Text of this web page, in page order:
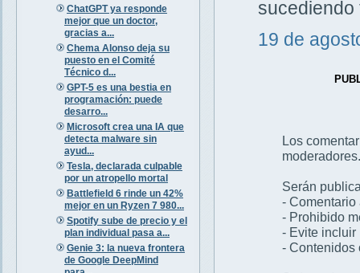
ChatGPT ya responde
mejor que un doctor,
gracias a...
Chema Alonso deja su
puesto en el Comité
Técnico d...
GPT-5 es una bestia en
programación: puede
desarro...
Microsoft crea una IA que
detecta malware sin
ayud...
Tesla, declarada culpable
por un atropello mortal
Battlefield 6 rinde un 42%
mejor en un Ryzen 7 980...
Spotify sube de precio y el
plan individual pasa a...
Genie 3: la nueva frontera
de Google DeepMind
sucediendo
19 de
Los
moderadores.
Serán
- Comentario
- Prohibido
- Evite incluir
- Contenidos